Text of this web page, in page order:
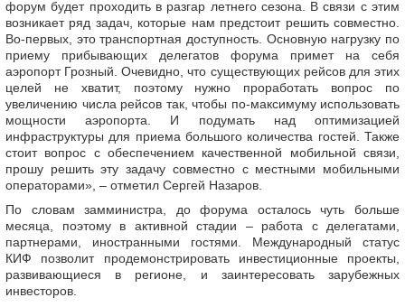
форум будет проходить в разгар летнего сезона. В связи с этим
возникает ряд задач, которые нам предстоит решить совместно.
Во-первых, это транспортная доступность. Основную нагрузку по
приему прибывающих делегатов форума примет на себя
аэропорт Грозный. Очевидно, что существующих рейсов для этих
целей не хватит, поэтому нужно проработать вопрос по
увеличению числа рейсов так, чтобы по-максимуму использовать
мощности аэропорта. И подумать над оптимизацией
инфраструктуры для приема большого количества гостей. Также
стоит вопрос с обеспечением качественной мобильной связи,
прошу решить эту задачу совместно с местными мобильными
операторами», – отметил Сергей Назаров.
По словам замминистра, до форума осталось чуть больше
месяца, поэтому в активной стадии – работа с делегатами,
партнерами, иностранными гостями. Международный статус
КИФ позволит продемонстрировать инвестиционные проекты,
развивающиеся в регионе, и заинтересовать зарубежных
инвесторов.